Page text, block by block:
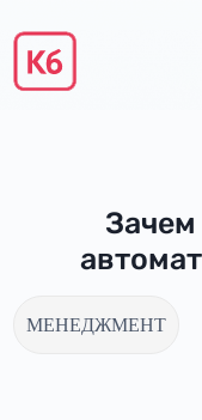
МЕНЕДЖМЕНТ